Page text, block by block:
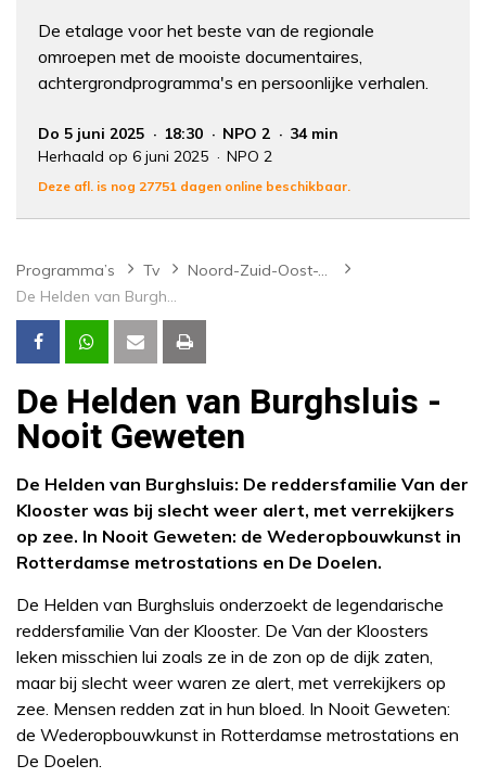
De etalage voor het beste van de regionale
omroepen met de mooiste documentaires,
achtergrondprogramma's en persoonlijke verhalen.
Do 5 juni 2025 18:30 NPO 2
34 min
Herhaald op 6 juni 2025
NPO 2
Deze afl. is nog 27751 dagen online beschikbaar.
Programma’s Tv
Noord-Zuid-Oost-West
De Helden van Burghsluis - Nooit Geweten
De Helden van Burghsluis -
Nooit Geweten
De Helden van Burghsluis: De reddersfamilie Van der
Klooster was bij slecht weer alert, met verrekijkers
op zee. In Nooit Geweten: de Wederopbouwkunst in
Rotterdamse metrostations en De Doelen.
De Helden van Burghsluis onderzoekt de legendarische
reddersfamilie Van der Klooster. De Van der Kloosters
leken misschien lui zoals ze in de zon op de dijk zaten,
maar bij slecht weer waren ze alert, met verrekijkers op
zee. Mensen redden zat in hun bloed. In Nooit Geweten:
de Wederopbouwkunst in Rotterdamse metrostations en
De Doelen.